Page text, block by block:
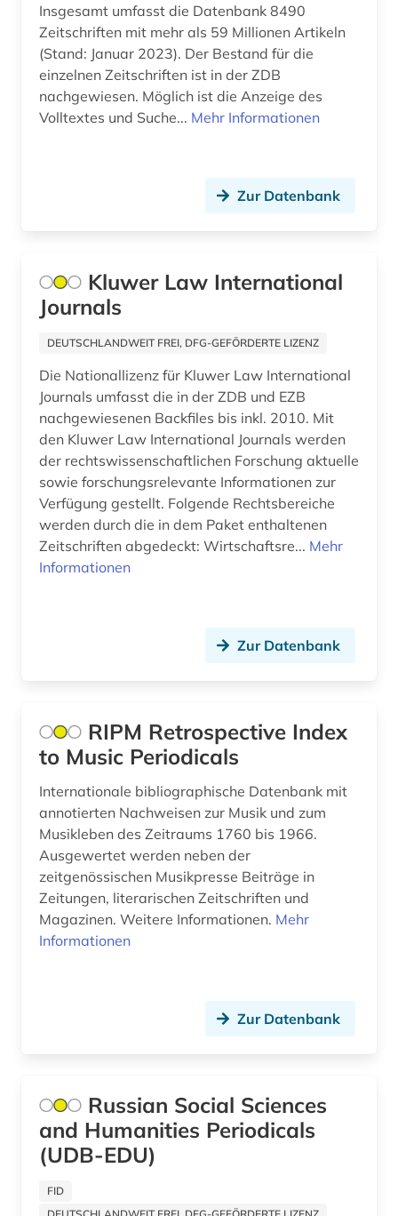
forschungsprojekt (1)
forschungsstrategie (1)
forschungstrends (1)
frankreich (10)
frau (1)
frauenbild (1)
frauenforschung (1)
frauenrecht (1)
freie plattform (1)
freie wohlfahrtspflege (2)
fundstellenverzeichnis (1)
fusion (1)
führungskraft (1)
fürsorge (2)
galloromanistik (3)
garten (1)
gartenbau (2)
gebäudeanalyse (1)
Insgesamt umfasst die Datenbank 8490
Zeitschriften mit mehr als 59 Millionen Artikeln
(Stand: Januar 2023). Der Bestand für die
einzelnen Zeitschriften ist in der ZDB
nachgewiesen. Möglich ist die Anzeige des
Volltextes und Suche... Mehr Informationen
Zur Datenbank
Kluwer Law International
Journals
DEUTSCHLANDWEIT FREI, DFG-GEFÖRDERTE LIZENZ
Die Nationallizenz für Kluwer Law International
Journals umfasst die in der ZDB und EZB
nachgewiesenen Backfiles bis inkl. 2010. Mit
den Kluwer Law International Journals werden
der rechtswissenschaftlichen Forschung aktuelle
sowie forschungsrelevante Informationen zur
Verfügung gestellt. Folgende Rechtsbereiche
werden durch die in dem Paket enthaltenen
Zeitschriften abgedeckt: Wirtschaftsre... Mehr
Informationen
Zur Datenbank
RIPM Retrospective Index
to Music Periodicals
Internationale bibliographische Datenbank mit
annotierten Nachweisen zur Musik und zum
Musikleben des Zeitraums 1760 bis 1966.
Ausgewertet werden neben der
zeitgenössischen Musikpresse Beiträge in
Zeitungen, literarischen Zeitschriften und
Magazinen. Weitere Informationen. Mehr
Informationen
Zur Datenbank
Russian Social Sciences
and Humanities Periodicals
(UDB-EDU)
FID